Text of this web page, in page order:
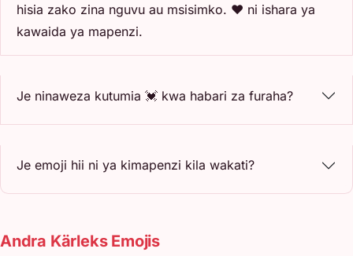
hisia zako zina nguvu au msisimko. ❤️ ni ishara ya
kawaida ya mapenzi.
Je ninaweza kutumia 💓 kwa habari za furaha?
Je emoji hii ni ya kimapenzi kila wakati?
Andra Kärleks Emojis